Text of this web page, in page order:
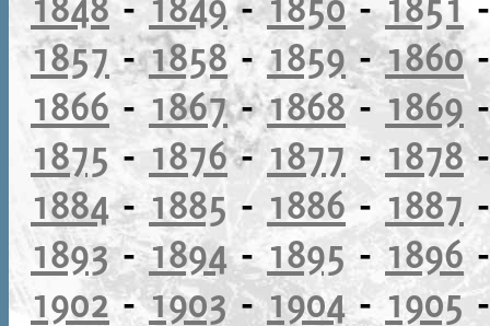
1857-1858-1859-1860
1866 - 1867-1868-1869
1875 - 1876-1877- 1878
1884-1885 - 1886- 1887
1893-1894-1895- 1896
1902-1903-1904- 1905